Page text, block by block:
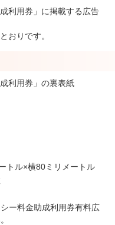
利用券」に掲載する広告
おりです。
利用券」の裏表紙
ル×横80ミリメートル
ー料金助成利用券有料広